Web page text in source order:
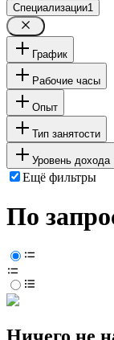
Специализации1
График
Рабочие часы
Опыт
Тип занятости
Уровень дохода
Ещё фильтры
По